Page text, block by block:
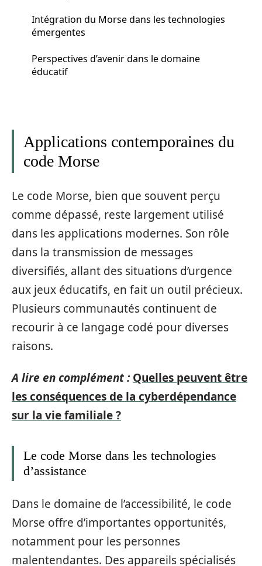
Intégration du Morse dans les technologies
émergentes
Perspectives d’avenir dans le domaine
éducatif
Applications contemporaines du
code Morse
Le code Morse, bien que souvent perçu
comme dépassé, reste largement utilisé
dans les applications modernes. Son rôle
dans la transmission de messages
diversifiés, allant des situations d’urgence
aux jeux éducatifs, en fait un outil précieux.
Plusieurs communautés continuent de
recourir à ce langage codé pour diverses
raisons.
A lire en complément : Quelles peuvent être
les conséquences de la cyberdépendance
sur la vie familiale ?
Le code Morse dans les technologies
d’assistance
Dans le domaine de l’accessibilité, le code
Morse offre d’importantes opportunités,
notamment pour les personnes
malentendantes. Des appareils spécialisés